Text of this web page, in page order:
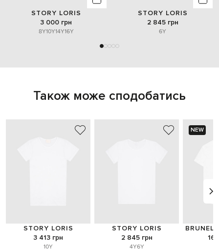
STORY LORIS
3 000 грн
8Y10Y14Y16Y
STORY LORIS
2 845 грн
6Y
Також може сподобатись
STORY LORIS
3 413 грн
10Y
STORY LORIS
2 845 грн
4Y6Y
NEW
16